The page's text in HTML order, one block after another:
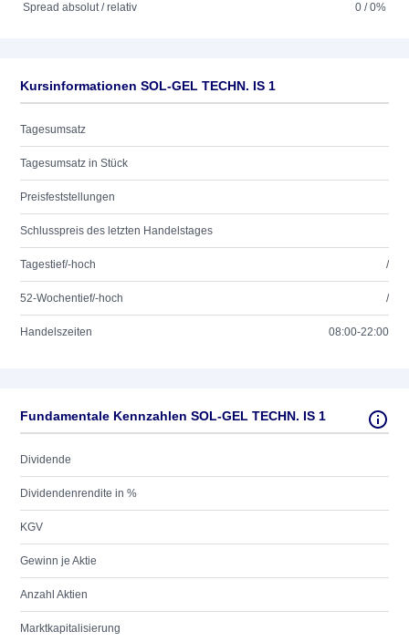
Spread absolut / relativ
0 / 0%
Kursinformationen SOL-GEL TECHN. IS 1
Tagesumsatz
Tagesumsatz in Stück
Preisfeststellungen
Schlusspreis des letzten Handelstages
Tagestief/-hoch /
52-Wochentief/-hoch /
Handelszeiten 08:00-22:00
Fundamentale Kennzahlen SOL-GEL TECHN. IS 1
Dividende
Dividendenrendite in %
KGV
Gewinn je Aktie
Anzahl Aktien
Marktkapitalisierung